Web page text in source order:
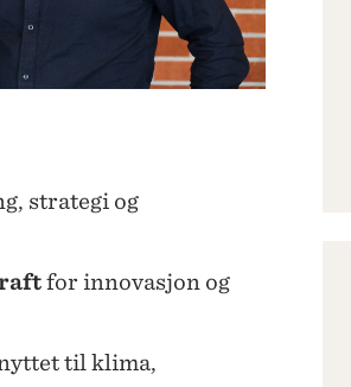
strategi og
for innovasjon og
til klima,